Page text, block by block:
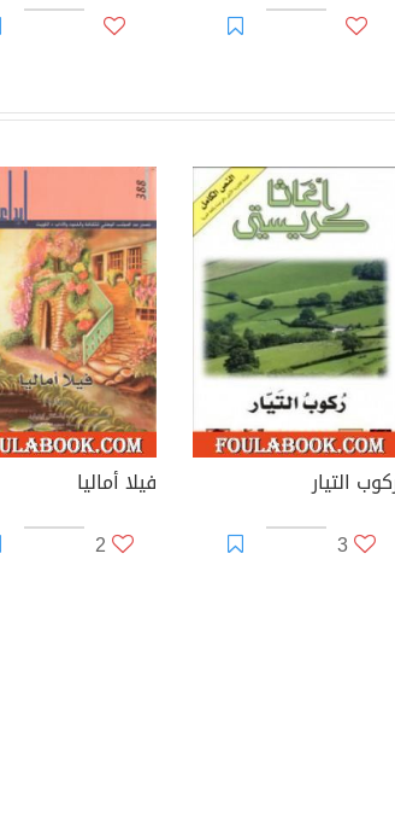
التيار
3
فيلا أماليا
2